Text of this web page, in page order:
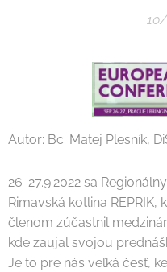
Autor: Bc. Matej Plesník,
26-27.9.2022 sa
Rimavská kotlina
členom zúčastnil
kde zaujal svojou
Je to pre nás veľká česť,